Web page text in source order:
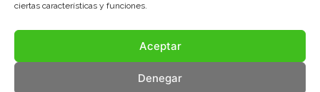
ciertas características y funciones.
Aceptar
Denegar